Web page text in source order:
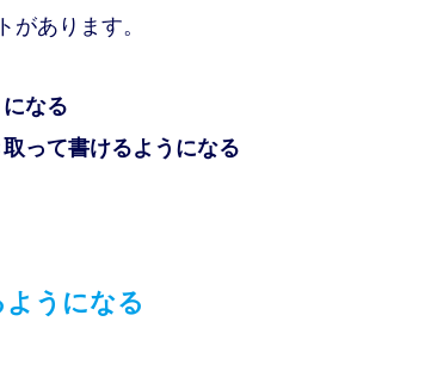
あります。
なる
って書けるようになる
うになる